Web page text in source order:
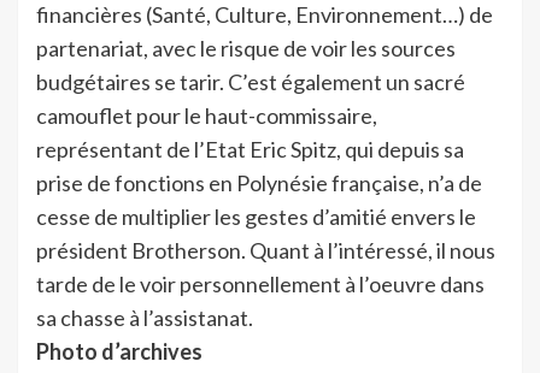
financières (Santé, Culture, Environnement…) de
partenariat, avec le risque de voir les sources
budgétaires se tarir. C’est également un sacré
camouflet pour le haut-commissaire,
représentant de l’Etat Eric Spitz, qui depuis sa
prise de fonctions en Polynésie française, n’a de
cesse de multiplier les gestes d’amitié envers le
président Brotherson. Quant à l’intéressé, il nous
tarde de le voir personnellement à l’oeuvre dans
sa chasse à l’assistanat.
Photo d’archives